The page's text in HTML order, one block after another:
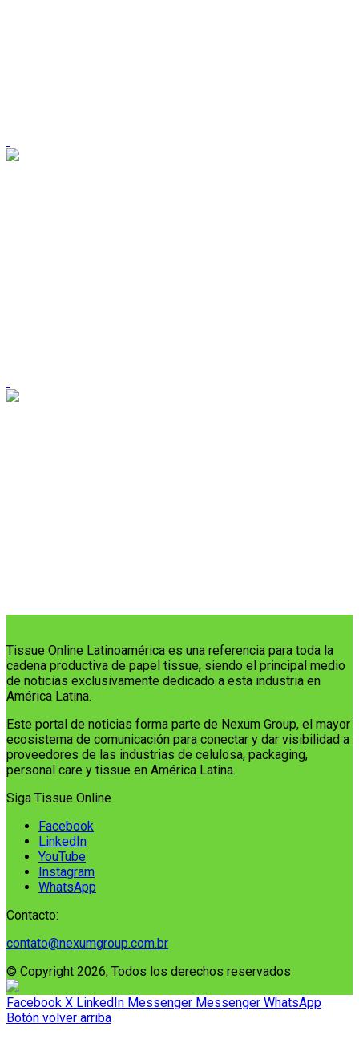
Tissue Online Latinoamérica es una referencia para toda la
cadena productiva de papel tissue, siendo el principal medio
de noticias exclusivamente dedicado a esta industria en
América Latina.
Este portal de noticias forma parte de Nexum Group, el mayor
ecosistema de comunicación para conectar y dar visibilidad a
proveedores de las industrias de celulosa, packaging,
personal care y tissue en América Latina.
Siga Tissue Online
Facebook
LinkedIn
YouTube
Instagram
WhatsApp
Contacto:
contato@nexumgroup.com.br
© Copyright 2026, Todos los derechos reservados
Facebook X LinkedIn Messenger Messenger WhatsApp
Botón volver arriba